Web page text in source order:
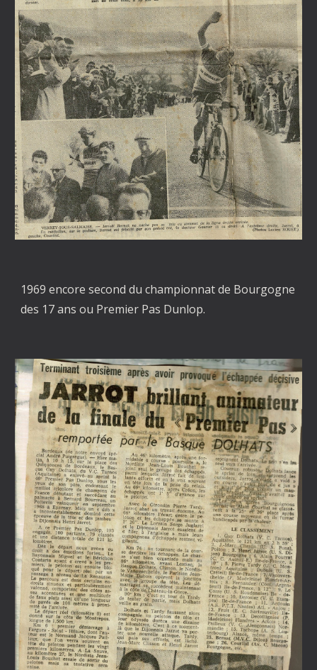
1969 encore second du championnat de Bourgogne
des 17 ans ou Premier Pas Dunlop.